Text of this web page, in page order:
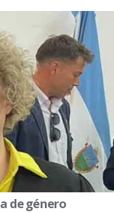
de género